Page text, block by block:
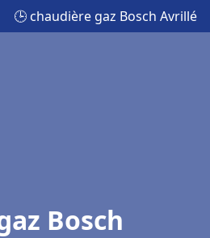
🕒 chaudière gaz Bosch Avrillé
Bosch